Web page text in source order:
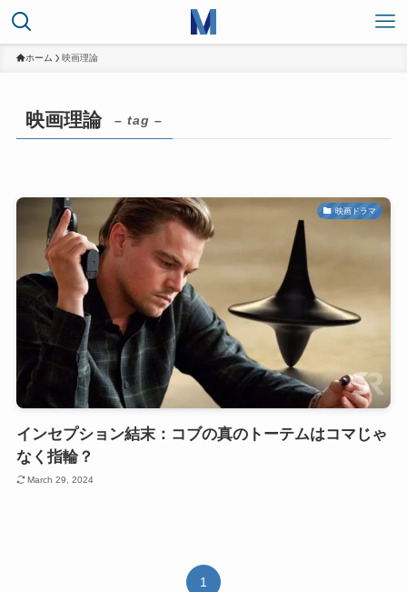
ホーム 映画理論
映画理論 – tag –
映画ドラマ
インセプション結末：コブの真のトーテムはコマじゃ
なく指輪？
March 29, 2024
1